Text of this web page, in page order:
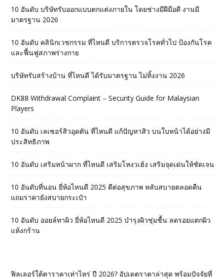
10 อันดับ บริษัทรับออกแบบตกแต่งภายใน โดยช่างมีฝีมือดี งานมี
มาตรฐาน 2026
10 อันดับ คลินิกเวชกรรม ที่ไหนดี บริการตรวจโรคทั่วไป ป้องกันโรค
และฟื้นฟูสภาพร่างกาย
บริษัทรับสร้างบ้าน ที่ไหนดี ได้รับมาตรฐาน ไม่ทิ้งงาน 2026
DK88 Withdrawal Complaint – Security Guide for Malaysian
Players
10 อันดับ เลเซอร์สิวอุดตัน ที่ไหนดี แก้ปัญหาสิว บนใบหน้าได้อย่างมี
ประสิทธิภาพ
10 อันดับ เสริมหน้าผาก ที่ไหนดี เสริมโหงวเฮ้ง เสริมจุดเด่นให้ชัดเจน
10 อันดับที่นอน ยี่ห้อไหนดี 2025 ดีต่อสุขภาพ หลับสบายตลอดคืน
แถมราคายังสบายกระเป๋า
10 อันดับ ออยล์ทาผิว ยี่ห้อไหนดี 2025 บำรุงผิวชุ่มชื้น ลดรอยแตกผิว
แห้งกร้าน
ฟิลเลอร์ใต้ตาราคาเท่าไหร่ ปี 2026? อัปเดตราคาล่าสุด พร้อมปัจจัยที่